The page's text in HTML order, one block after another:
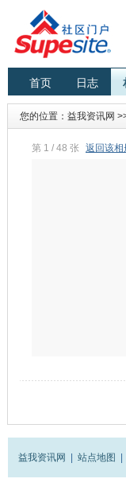
首页 日志
您的位置： 益我资讯网
第 1 / 48 张 返回该相
益我资讯网 站点地图